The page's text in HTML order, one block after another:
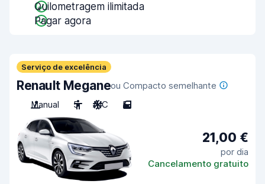
Quilometragem ilimitada
Pagar agora
Serviço de excelência
Renault Meganeou Compacto semelhante
Manual
5 A/C 5
21,00 €
por dia
Cancelamento gratuito